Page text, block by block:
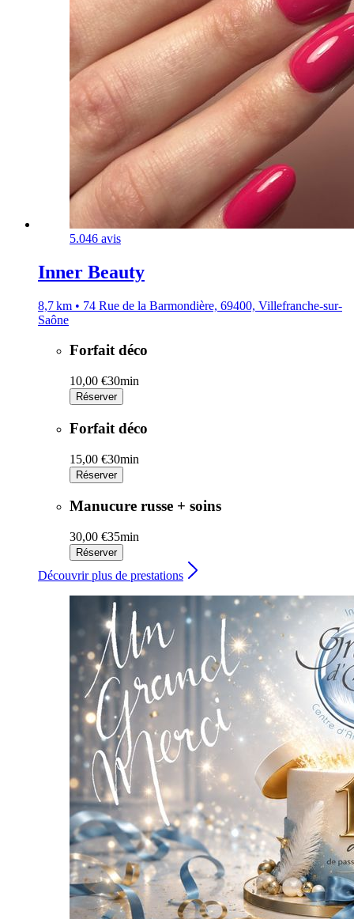
5.046 avis
Inner Beauty
8,7 km • 74 Rue de la Barmondière, 69400, Villefranche-sur-
Saône
Forfait déco
10,00 €30min
Réserver
Forfait déco
15,00 €30min
Réserver
Manucure russe + soins
30,00 €35min
Réserver
Découvrir plus de prestations